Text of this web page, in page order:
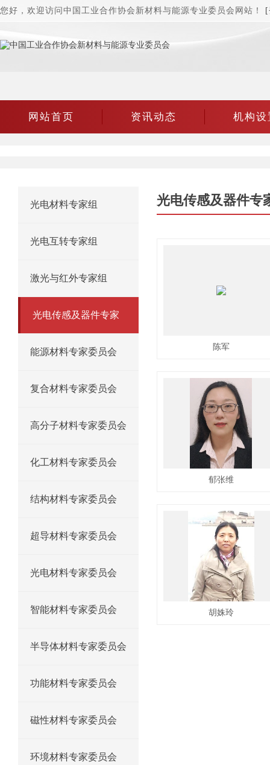
您好，欢迎访问中国工业合作协会新材料与能源专业委员会网站！
网站首页 资讯动态 机构设
光电材料专家组
光电互转专家组
激光与红外专家组
光电传感及器件专家
组
能源材料专家委员会
复合材料专家委员会
高分子材料专家委员会
化工材料专家委员会
结构材料专家委员会
超导材料专家委员会
光电材料专家委员会
智能材料专家委员会
半导体材料专家委员会
功能材料专家委员会
磁性材料专家委员会
环境材料专家委员会
光电传感及器件专
陈军
郁张维
胡姝玲